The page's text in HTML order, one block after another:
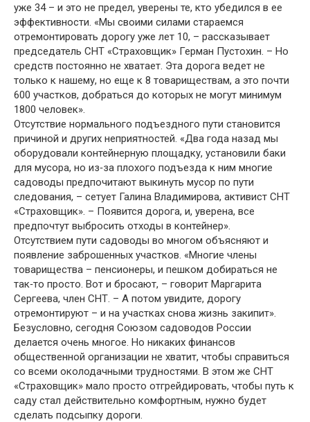
уже 34 – и это не предел, уверены те, кто убедился в ее
эффективности. «Мы своими силами стараемся
отремонтировать дорогу уже лет 10, – рассказывает
председатель СНТ «Страховщик» Герман Пустохин. – Но
средств постоянно не хватает. Эта дорога ведет не
только к нашему, но еще к 8 товариществам, а это почти
600 участков, добраться до которых не могут минимум
1800 человек».
Отсутствие нормального подъездного пути становится
причиной и других неприятностей. «Два года назад мы
оборудовали контейнерную площадку, установили баки
для мусора, но из‑за плохого подъезда к ним многие
садоводы предпочитают выкинуть мусор по пути
следования, – сетует Галина Владимирова, активист СНТ
«Страховщик». – Появится дорога, и, уверена, все
предпочтут выбросить отходы в контейнер».
Отсутствием пути садоводы во многом объясняют и
появление заброшенных участков. «Многие члены
товарищества – пенсионеры, и пешком добираться не
так‑то просто. Вот и бросают, – говорит Маргарита
Сергеева, член СНТ. – А потом увидите, дорогу
отремонтируют – и на участках снова жизнь закипит».
Безусловно, сегодня Союзом садоводов России
делается очень многое. Но никаких финансов
общественной организации не хватит, чтобы справиться
со всеми околодачными трудностями. В этом же СНТ
«Страховщик» мало просто отгрейдировать, чтобы путь к
саду стал действительно комфортным, нужно будет
сделать подсыпку дороги.